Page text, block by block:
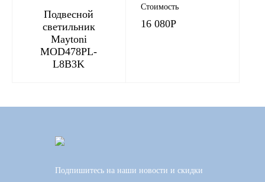
Подвесной
светильник
Maytoni
MOD478PL-
L8B3K
Стоимость
16 080Р
Подпишитесь на наши новости и скидки